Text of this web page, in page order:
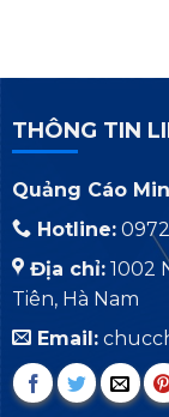
THÔNG TIN
Quảng Cáo
Hotline:
Địa chỉ:1002
Tiên, Hà Nam
Email: